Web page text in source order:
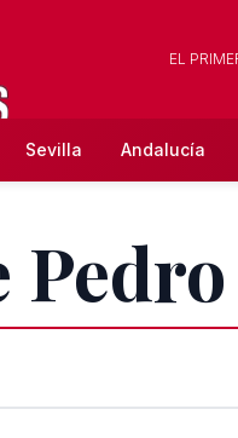
EL
Sevilla Andalucía